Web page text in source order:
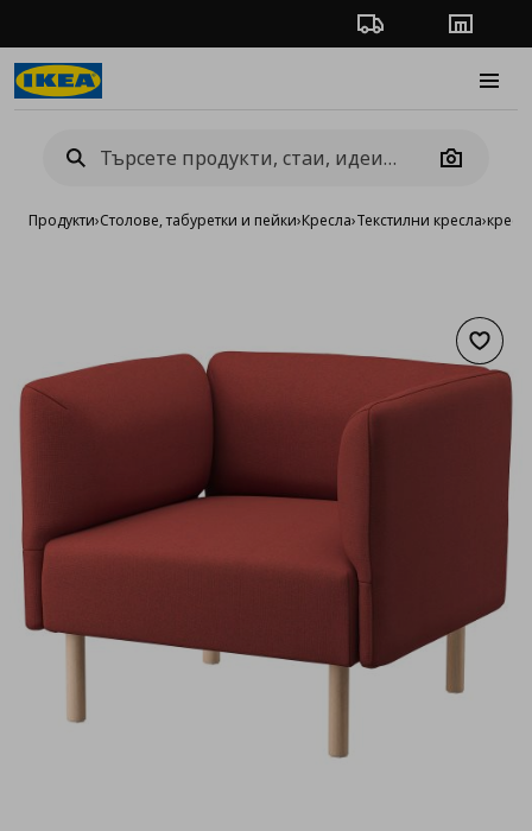
Проследяване на
Camera
Продукти›Столове, табуретки и пейки›Кресла›Текстилни кресла›